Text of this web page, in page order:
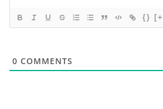
{}
0 COMMENTS